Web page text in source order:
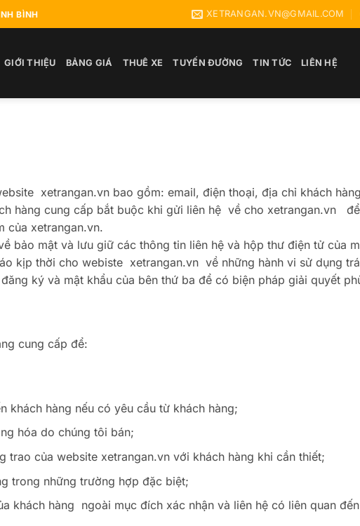
BÌNH XETRANGAN.VN@GMAIL.COM
GIỚI THIỆU BẢNG GIÁ THUÊ XE TUYẾN ĐƯỜNG TIN TỨC LIÊN HỆ
xetrangan.vn bao gồm: email, điện thoại, địa chỉ khách
hàng cung cấp bắt buộc khi gửi liên hệ về cho xetrangan.vn
của xetrangan.vn.
bảo mật và lưu giữ các thông tin liên hệ và hộp thư điện tử của
kịp thời cho webiste xetrangan.vn về những hành vi sử dụng
ký và mật khẩu của bên thứ ba để có biện pháp giải quyết
cung cấp để:
khách hàng nếu có yêu cầu từ khách hàng;
hóa do chúng tôi bán;
trao của website xetrangan.vn với khách hàng khi cần thiết;
trong những trường hợp đặc biệt;
khách hàng ngoài mục đích xác nhận và liên hệ có liên quan